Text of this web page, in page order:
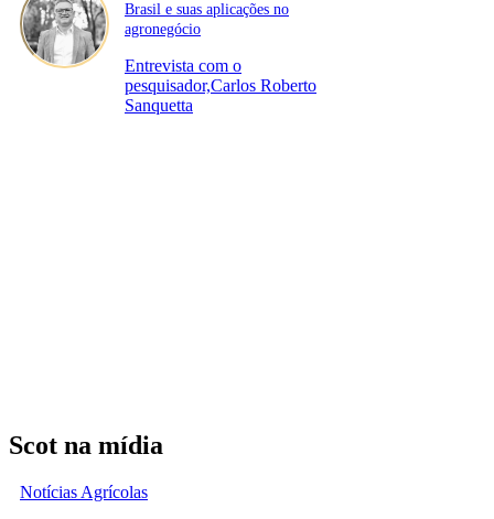
Brasil e suas aplicações no
agronegócio
Entrevista com o
pesquisador,Carlos Roberto
Sanquetta
Scot na mídia
Notícias Agrícolas